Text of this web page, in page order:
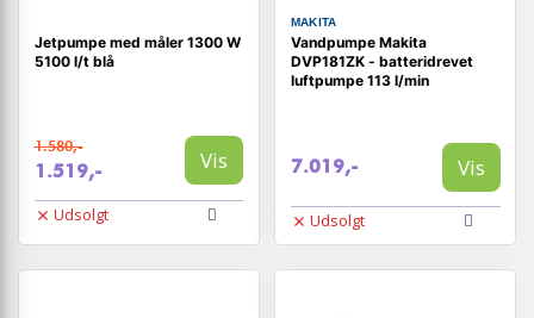
Jetpumpe med måler 1300 W
5100 l/t blå
1.580,-
1.519,- Vis
Udsolgt
MAKITA
Vandpumpe Makita
DVP181ZK - batteridrevet
luftpumpe 113 l/min
7.019,- Vis
Udsolgt